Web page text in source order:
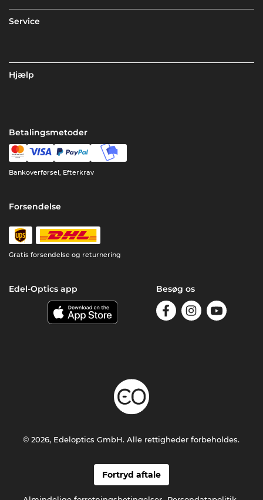
Service
Hjælp
Betalingsmetoder
Bankoverførsel, Efterkrav
Forsendelse
Gratis forsendelse og returnering
Edel-Optics app Besøg os
Fortryd aftale
© 2026, Edeloptics GmbH. Alle rettigheder forbeholdes.